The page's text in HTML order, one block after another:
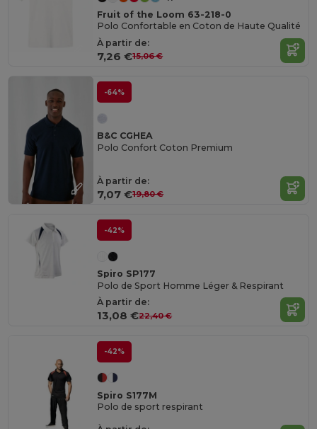
Fruit of the Loom 63-218-0
Polo Confortable en Coton de Haute Qualité
À partir de:
7,26 €15,06 €
-64%
B&C CGHEA
Polo Confort Coton Premium
À partir de:
7,07 €19,80 €
-42%
Spiro SP177
Polo de Sport Homme Léger & Respirant
À partir de:
13,08 €22,40 €
-42%
Spiro S177M
Polo de sport respirant